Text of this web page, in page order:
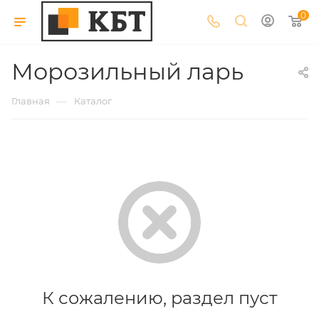
0
Морозильный ларь
Главная — Каталог
К сожалению, раздел пуст